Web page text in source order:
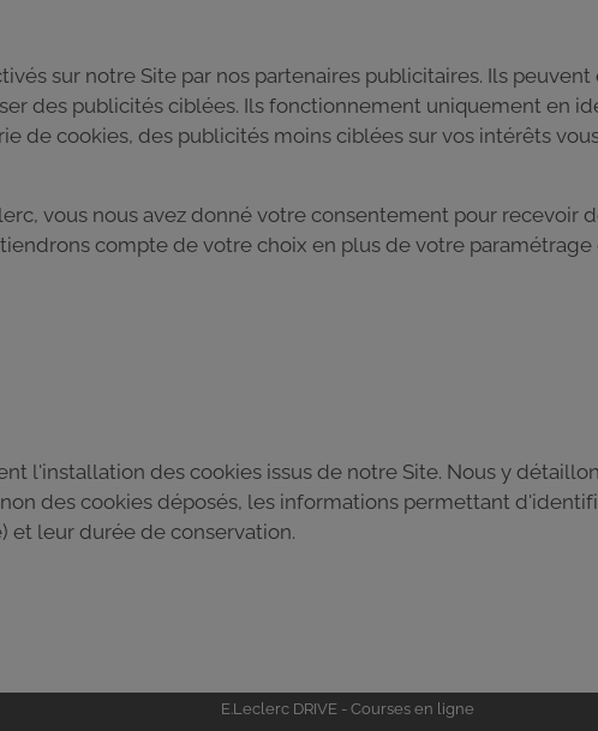
sur notre Site par nos partenaires publicitaires. Ils
des publicités ciblées. Ils fonctionnement uniquement en
de cookies, des publicités moins ciblées sur vos intérêts
vous nous avez donné votre consentement pour recevoir
compte de votre choix en plus de votre
l'installation des cookies issus de notre Site. Nous y
des cookies déposés, les informations permettant
et leur durée de conservation.
Univers
E.Leclerc DRIVE - Courses en ligne